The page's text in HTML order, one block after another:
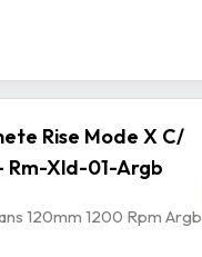
Rise Mode X C/
Rm-Xld-01-Argb
120mm 1200 Rpm Argb